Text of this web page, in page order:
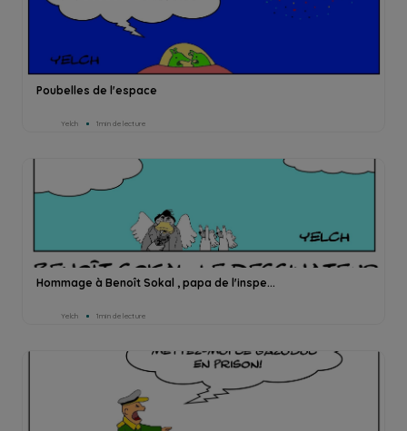
Poubelles de l'espace
Yelch 1min de lecture
Hommage à Benoît Sokal , papa de l'inspe...
Yelch 1min de lecture